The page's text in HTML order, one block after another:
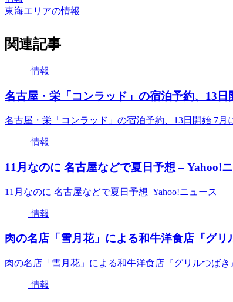
東海エリアの情報
関連記事
情報
名古屋・栄「コンラッド」の宿泊予約、13
名古屋・栄「コンラッド」の宿泊予約、13日開始 7
情報
11月なのに 名古屋などで夏日予想 – Yahoo!
11月なのに 名古屋などで夏日予想 Yahoo!ニュース
情報
肉の名店「雪月花」による和牛洋食店『グ
肉の名店「雪月花」による和牛洋食店『グリルつば
情報